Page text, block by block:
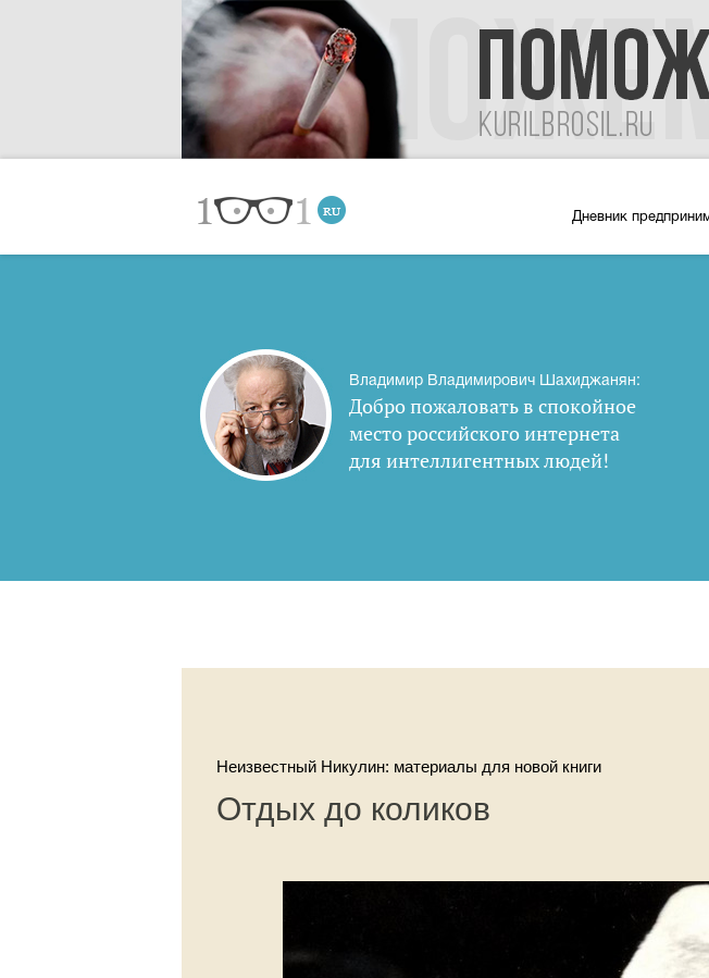
Дневник
Владимир Владимирович Шахиджанян:
Добро пожаловать в спокойное
место российского интернета
для интеллигентных людей!
Неизвестный Никулин: материалы для новой книги
Отдых до коликов